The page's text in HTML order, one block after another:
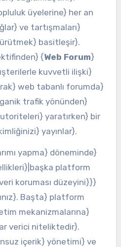
üyelerine} her an
ve tartışmaları}
basitleşir}.
{Web Forum}
kuvvetli ilişki}
web tabanlı forumda}
trafik yönünden}
yaratırken} bir
yayınlar}.
yapma} döneminde}
platform
koruması düzeyini}}}
Başta} platform
mekanizmalarına}
verici niteliktedir}.
içerik} yönetimi} ve